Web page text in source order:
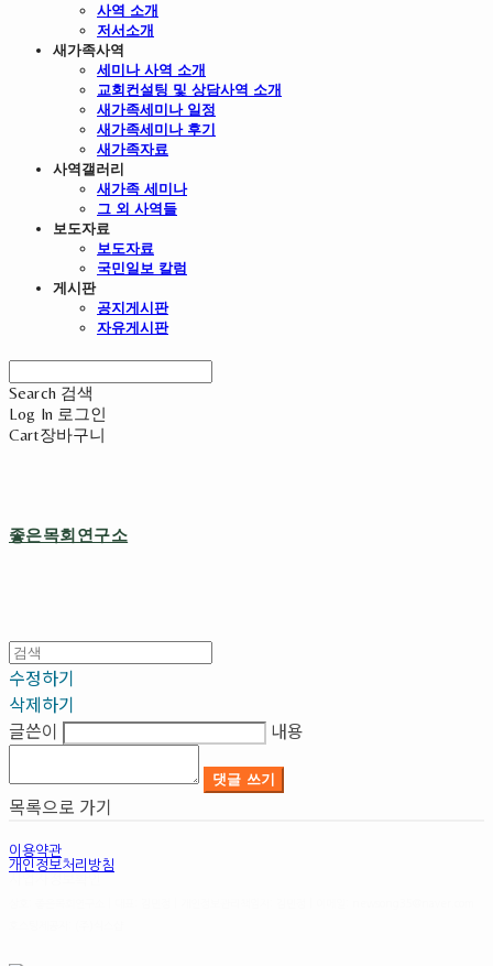
사역 소개
저서소개
새가족사역
세미나 사역 소개
교회컨설팅 및 상담사역 소개
새가족세미나 일정
새가족세미나 후기
새가족자료
사역갤러리
새가족 세미나
그 외 사역들
보도자료
보도자료
국민일보 칼럼
게시판
공지게시판
자유게시판
Search 검색
Log In 로그인
Cart장바구니
좋은목회연구소
수정하기
삭제하기
글쓴이
내용
댓글 쓰기
목록으로 가기
이용약관
개인정보처리방침